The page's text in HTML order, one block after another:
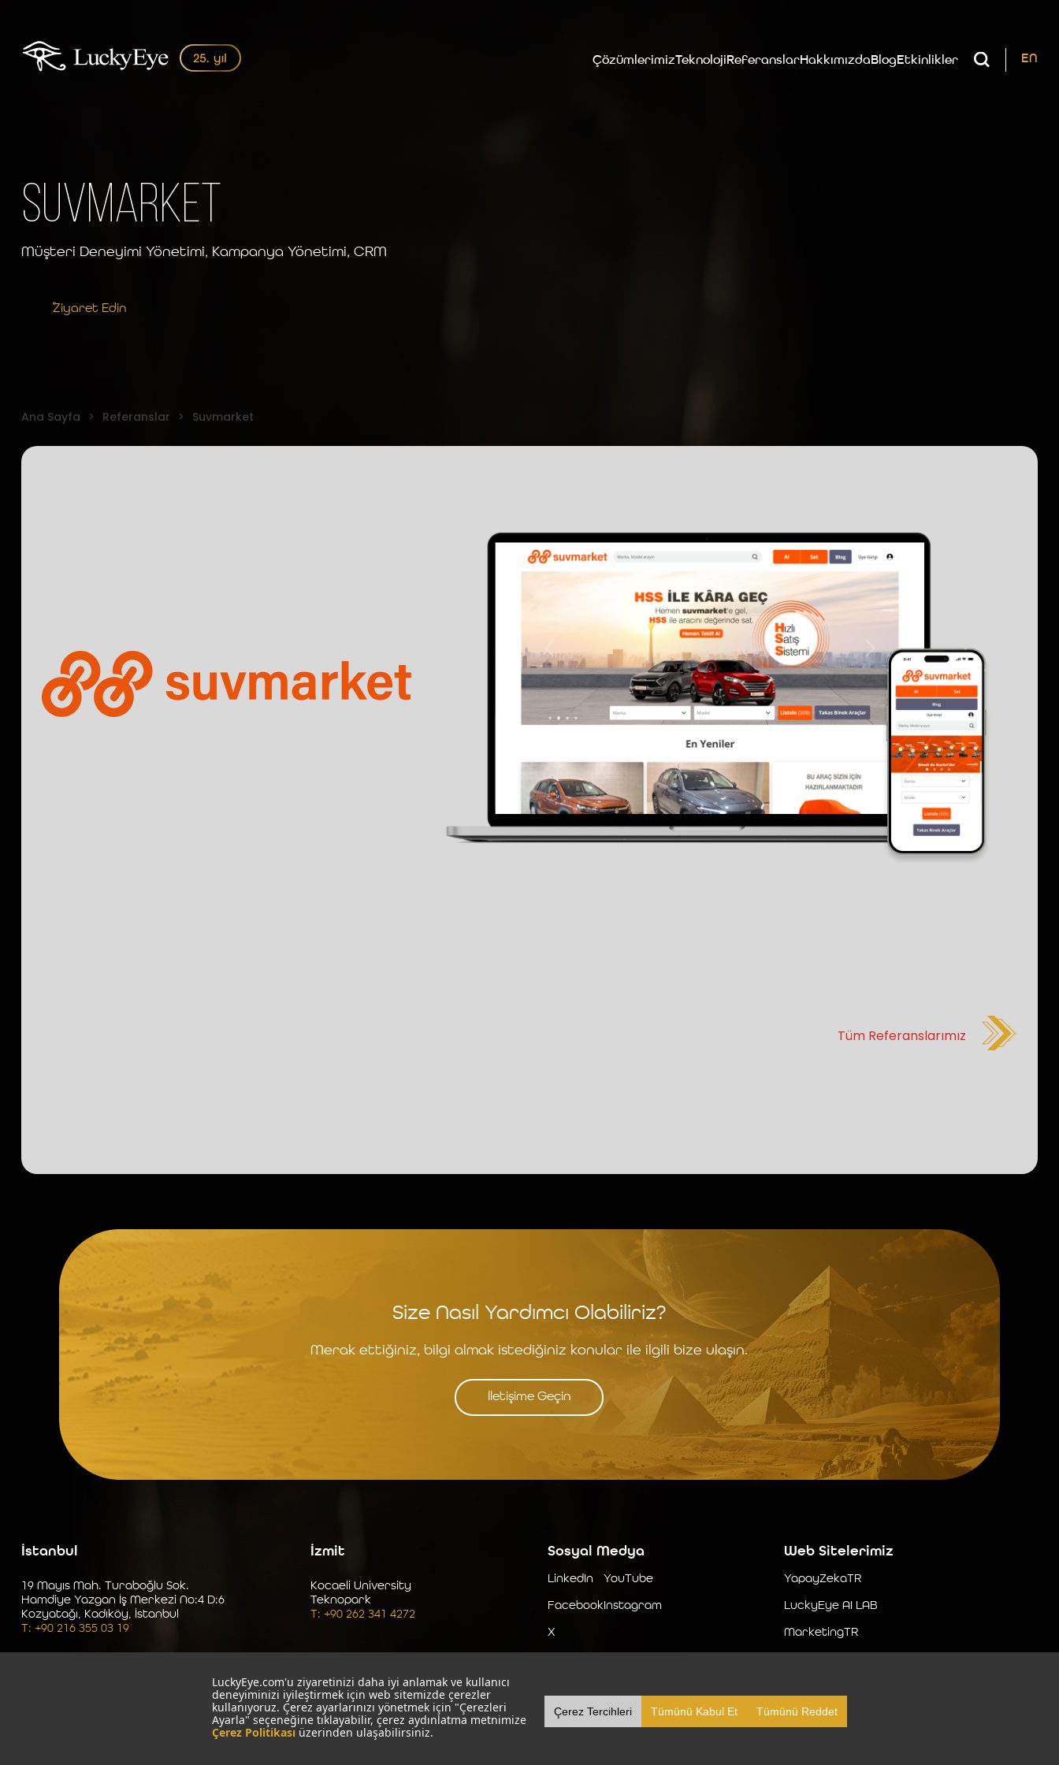
ÇözümlerimizTeknolojiReferanslarHakkımızdaBlogEtkinlikler EN
Suvmarket
Müşteri Deneyimi Yönetimi, Kampanya Yönetimi, CRM
Ziyaret Edin
Ana Sayfa Referanslar Suvmarket
Tüm Referanslarımız
Size Nasıl Yardımcı Olabiliriz?
Merak ettiğiniz, bilgi almak istediğiniz konular ile ilgili bize ulaşın.
İletişime Geçin
İstanbul
19 Mayıs Mah. Turaboğlu Sok.
Hamdiye Yazgan İş Merkezi No:4 D:6
Kozyatağı, Kadıköy, İstanbul
T: +90 216 355 03 19
İzmit
Kocaeli University
Teknopark
T: +90 262 341 4272
Sosyal Medya
LinkedIn
Facebook
X
YouTube
Instagram
Web Sitelerimiz
YapayZekaTR
LuckyEye AI LAB
MarketingTR
Aydınlatma Metni|Çerez Politikası
LuckyEye.com'u ziyaretinizi daha iyi anlamak ve kullanıcı
deneyiminizi iyileştirmek için web sitemizde çerezler
kullanıyoruz. Çerez ayarlarınızı yönetmek için "Çerezleri
Ayarla" seçeneğine tıklayabilir, çerez aydınlatma metnimize
Çerez Politikasıüzerinden ulaşabilirsiniz.
Çerez Tercihleri Tümünü Kabul Et Tümünü Reddet